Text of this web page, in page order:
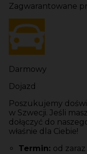
Zagwarantowane
Darmowy
Dojazd
Poszukujemy
w Szwecji. Jeśli
dołączyć do
właśnie dla Ciebie!
Termin: od